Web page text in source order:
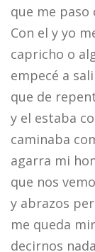
que me paso
Con el y yo
capricho o
empecé a
que de
y el estaba
caminaba
agarra mi
que nos
y abrazos
me queda
decirnos